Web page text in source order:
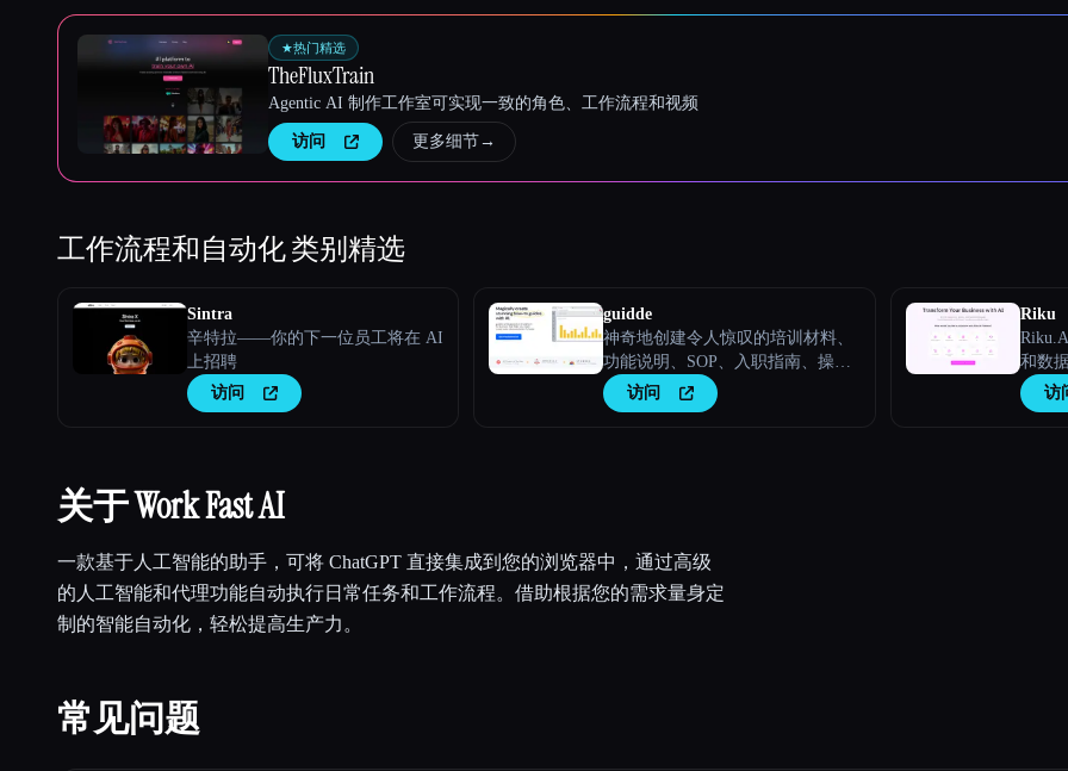
★热门精选
TheFluxTrain
Agentic AI 制作工作室可实现一致的角色、工作流程和视频
访问 更多细节→
工作流程和自动化类别精选
Sintra
辛特拉——你的下一位员工将在 AI
上招聘
访问
guidde
神奇地创建令人惊叹的培训材料、
功能说明、SOP、入职指南、操作
指南、AI 常见问题解答。
访问
Riku
和数
访
关于 Work Fast AI
一款基于人工智能的助手，可将 ChatGPT 直接集成到您的浏览器中，通过高级
的人工智能和代理功能自动执行日常任务和工作流程。借助根据您的需求量身定
制的智能自动化，轻松提高生产力。
常见问题